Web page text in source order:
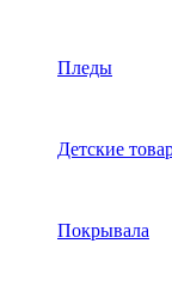
Пледы
Детские
Покрывала